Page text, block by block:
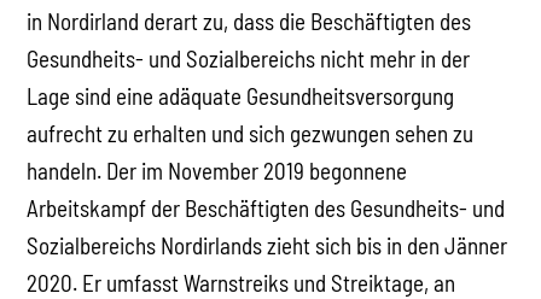
in Nordirland derart zu, dass die Beschäftigten des
Gesundheits- und Sozialbereichs nicht mehr in der
Lage sind eine adäquate Gesundheitsversorgung
aufrecht zu erhalten und sich gezwungen sehen zu
handeln. Der im November 2019 begonnene
Arbeitskampf der Beschäftigten des Gesundheits- und
Sozialbereichs Nordirlands zieht sich bis in den Jänner
2020. Er umfasst Warnstreiks und Streiktage, an